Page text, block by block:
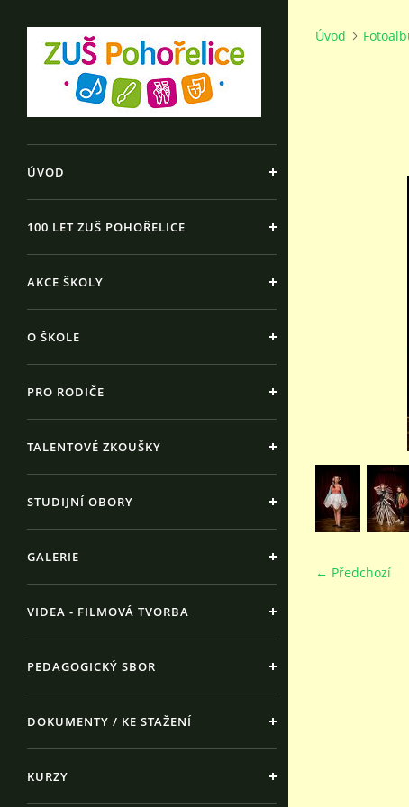
ÚVOD
100 LET ZUŠ POHOŘELICE
AKCE ŠKOLY
O ŠKOLE
PRO RODIČE
TALENTOVÉ ZKOUŠKY
STUDIJNÍ OBORY
GALERIE
VIDEA - FILMOVÁ TVORBA
PEDAGOGICKÝ SBOR
DOKUMENTY / KE STAŽENÍ
KURZY
Úvod
← Předchozí